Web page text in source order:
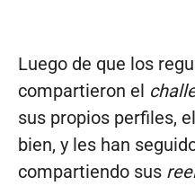
Luego de que los
compartieron el
sus propios perfiles,
bien, y les han
compartiendo sus